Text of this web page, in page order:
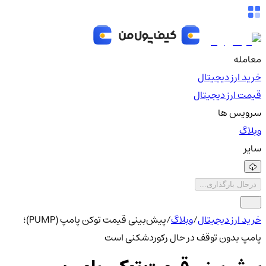
معامله
خرید ارز دیجیتال
قیمت ارز دیجیتال
سرویس ها
وبلاگ
سایر
درحال بارگذاری...
خرید ارز دیجیتال/وبلاگ/
پیش‌بینی قیمت توکن پامپ (PUMP)؛
پامپ بدون توقف در حال رکوردشکنی است